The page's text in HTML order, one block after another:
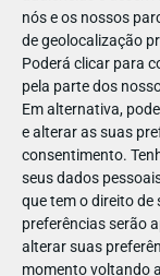
nós e os nossos
de geolocalização
Poderá clicar para
pela parte dos
Em alternativa,
e alterar as suas
consentimento.
seus dados
que tem o direito de
preferências serão
alterar suas
momento voltando
MARCAÇÃO